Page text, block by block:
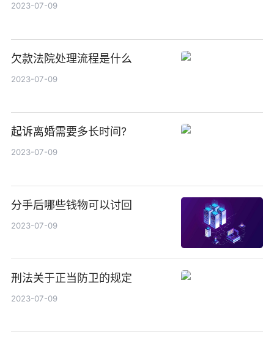
2023-07-09
欠款法院处理流程是什么
2023-07-09
起诉离婚需要多长时间?
2023-07-09
分手后哪些钱物可以讨回
2023-07-09
刑法关于正当防卫的规定
2023-07-09